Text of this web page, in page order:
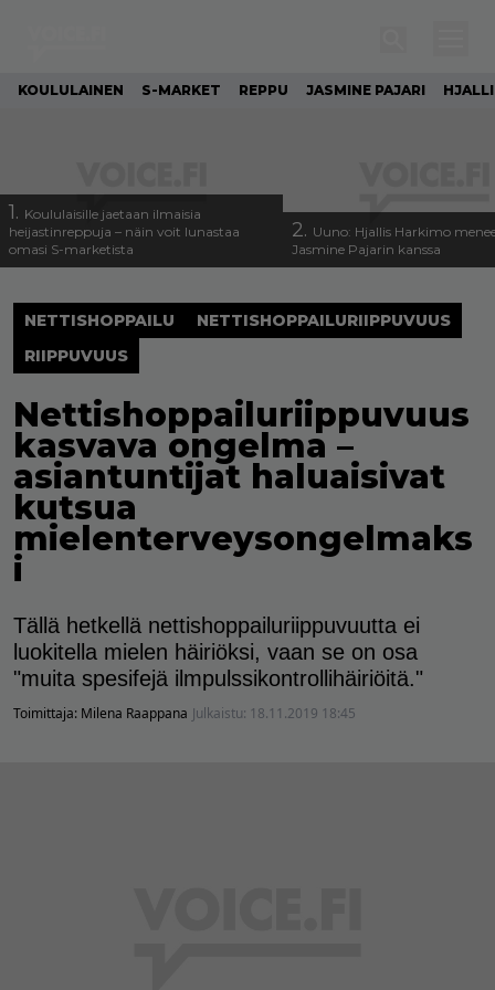
KOULULAINEN S-MARKET REPPU JASMINE PAJARI
1. Koululaisille jaetaan ilmaisia
heijastinreppuja – näin voit lunastaa
omasi S-marketista
2. Uuno: Hjallis Harkimo
Jasmine Pajarin kanssa
NETTISHOPPAILU
NETTISHOPPAILURIIPPUVUUS
RIIPPUVUUS
Nettishoppailuriippuvuus
kasvava ongelma –
asiantuntijat haluaisivat
kutsua
mielenterveysongelmaks
i
Tällä hetkellä nettishoppailuriippuvuutta ei
luokitella mielen häiriöksi, vaan se on osa
"muita spesifejä ilmpulssikontrollihäiriöitä."
Toimittaja: Milena Raappana Julkaistu: 18.11.2019 18:45